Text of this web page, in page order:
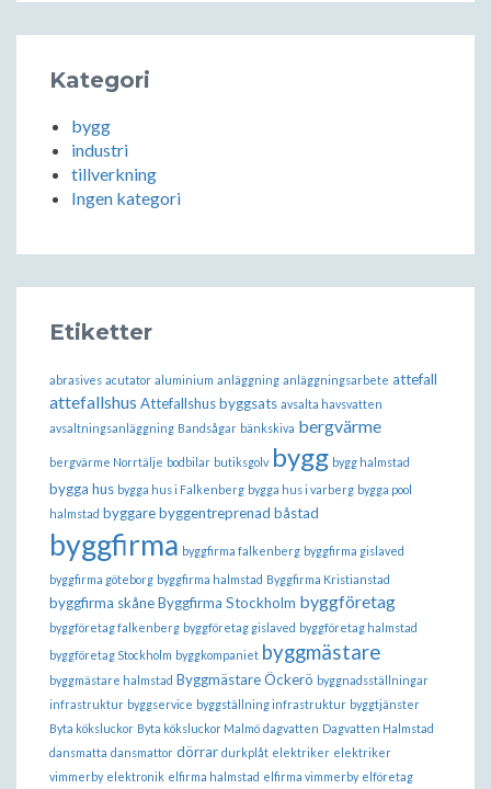
Kategori
bygg
industri
tillverkning
Ingen kategori
Etiketter
abrasives acutator aluminium anläggning anläggningsarbete attefall
attefallshus Attefallshus byggsats avsalta havsvatten
avsaltningsanläggning Bandsågar bänkskiva bergvärme
bergvärme Norrtälje bodbilar butiksgolv bygg bygg halmstad
bygga hus bygga hus i Falkenberg bygga hus i varberg bygga pool
halmstad byggarebyggentreprenad båstad
byggfirma byggfirma falkenberg byggfirma gislaved
byggfirma göteborg byggfirma halmstad Byggfirma Kristianstad
byggfirma skåneByggfirma Stockholm byggföretag
byggföretag falkenberg byggföretag gislaved byggföretag halmstad
byggföretag Stockholm byggkompaniet byggmästare
byggmästare halmstad Byggmästare Öckerö byggnadsställningar
infrastruktur byggservice byggställning infrastruktur byggtjänster
Byta köksluckor Byta köksluckor Malmö dagvatten Dagvatten Halmstad
dansmatta dansmattor dörrar durkplåt elektriker elektriker
vimmerby elektronik elfirma halmstad elfirma vimmerby elföretag